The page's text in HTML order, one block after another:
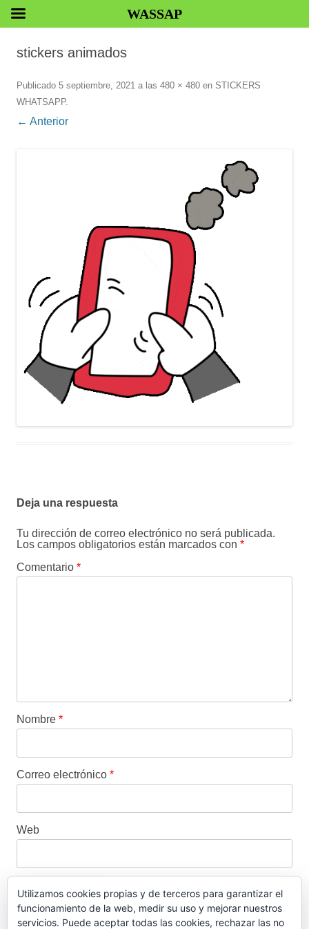
stickers animados
Publicado 5 septiembre, 2021 a las 480 × 480 en STICKERS
WHATSAPP.
← Anterior
Deja una respuesta
Tu dirección de correo electrónico no será publicada.
Los campos obligatorios están marcados con *
Comentario *
Nombre *
Correo electrónico *
Web
Este sitio usa Akismet para reducir el spam.Aprende
WASSAP
Utilizamos cookies propias y de terceros para garantizar el
funcionamiento de la web, medir su uso y mejorar nuestros
servicios. Puede aceptar todas las cookies, rechazar las no